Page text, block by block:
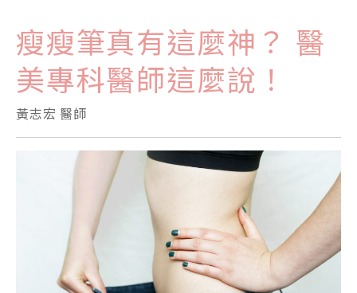
瘦瘦筆真有這麼神？ 醫
美專科醫師這麼說！
黃志宏 醫師